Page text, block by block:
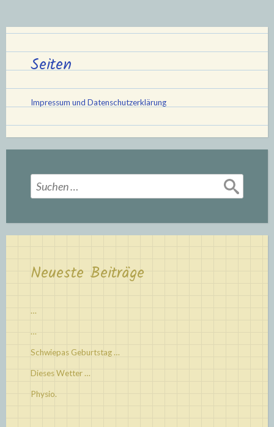
Seiten
Impressum und Datenschutzerklärung
Suchen
nach:
Neueste Beiträge
…
…
Schwiepas Geburtstag …
Dieses Wetter …
Physio.